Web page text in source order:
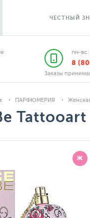
ЧЕСТНЫЙ
пн-
8
Заказы
ПАРФЮМЕРИЯ
Tattooart
Ж